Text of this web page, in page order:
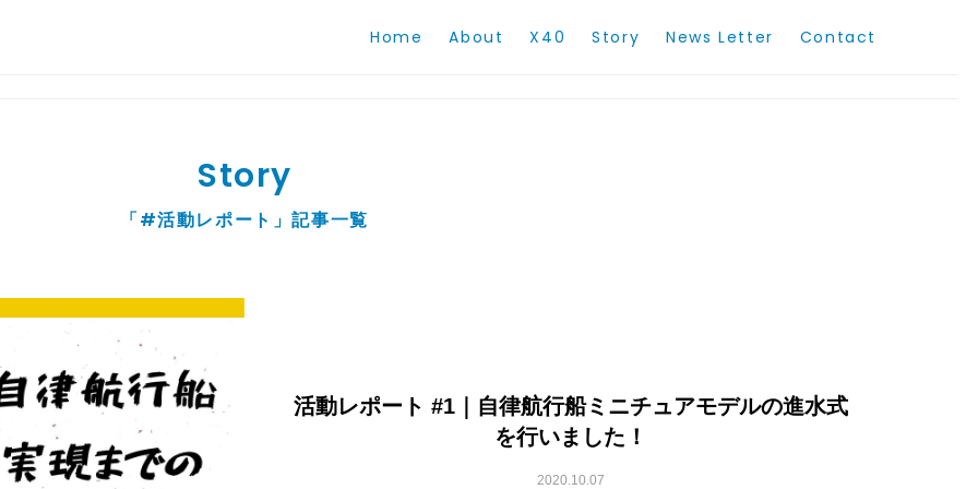
Home About X40 Story News Letter Contact
Story
「#活動レポート」記事一覧
活動レポート #1｜自律航行船ミニチュアモデルの進水式
を行いました！
2020.10.07